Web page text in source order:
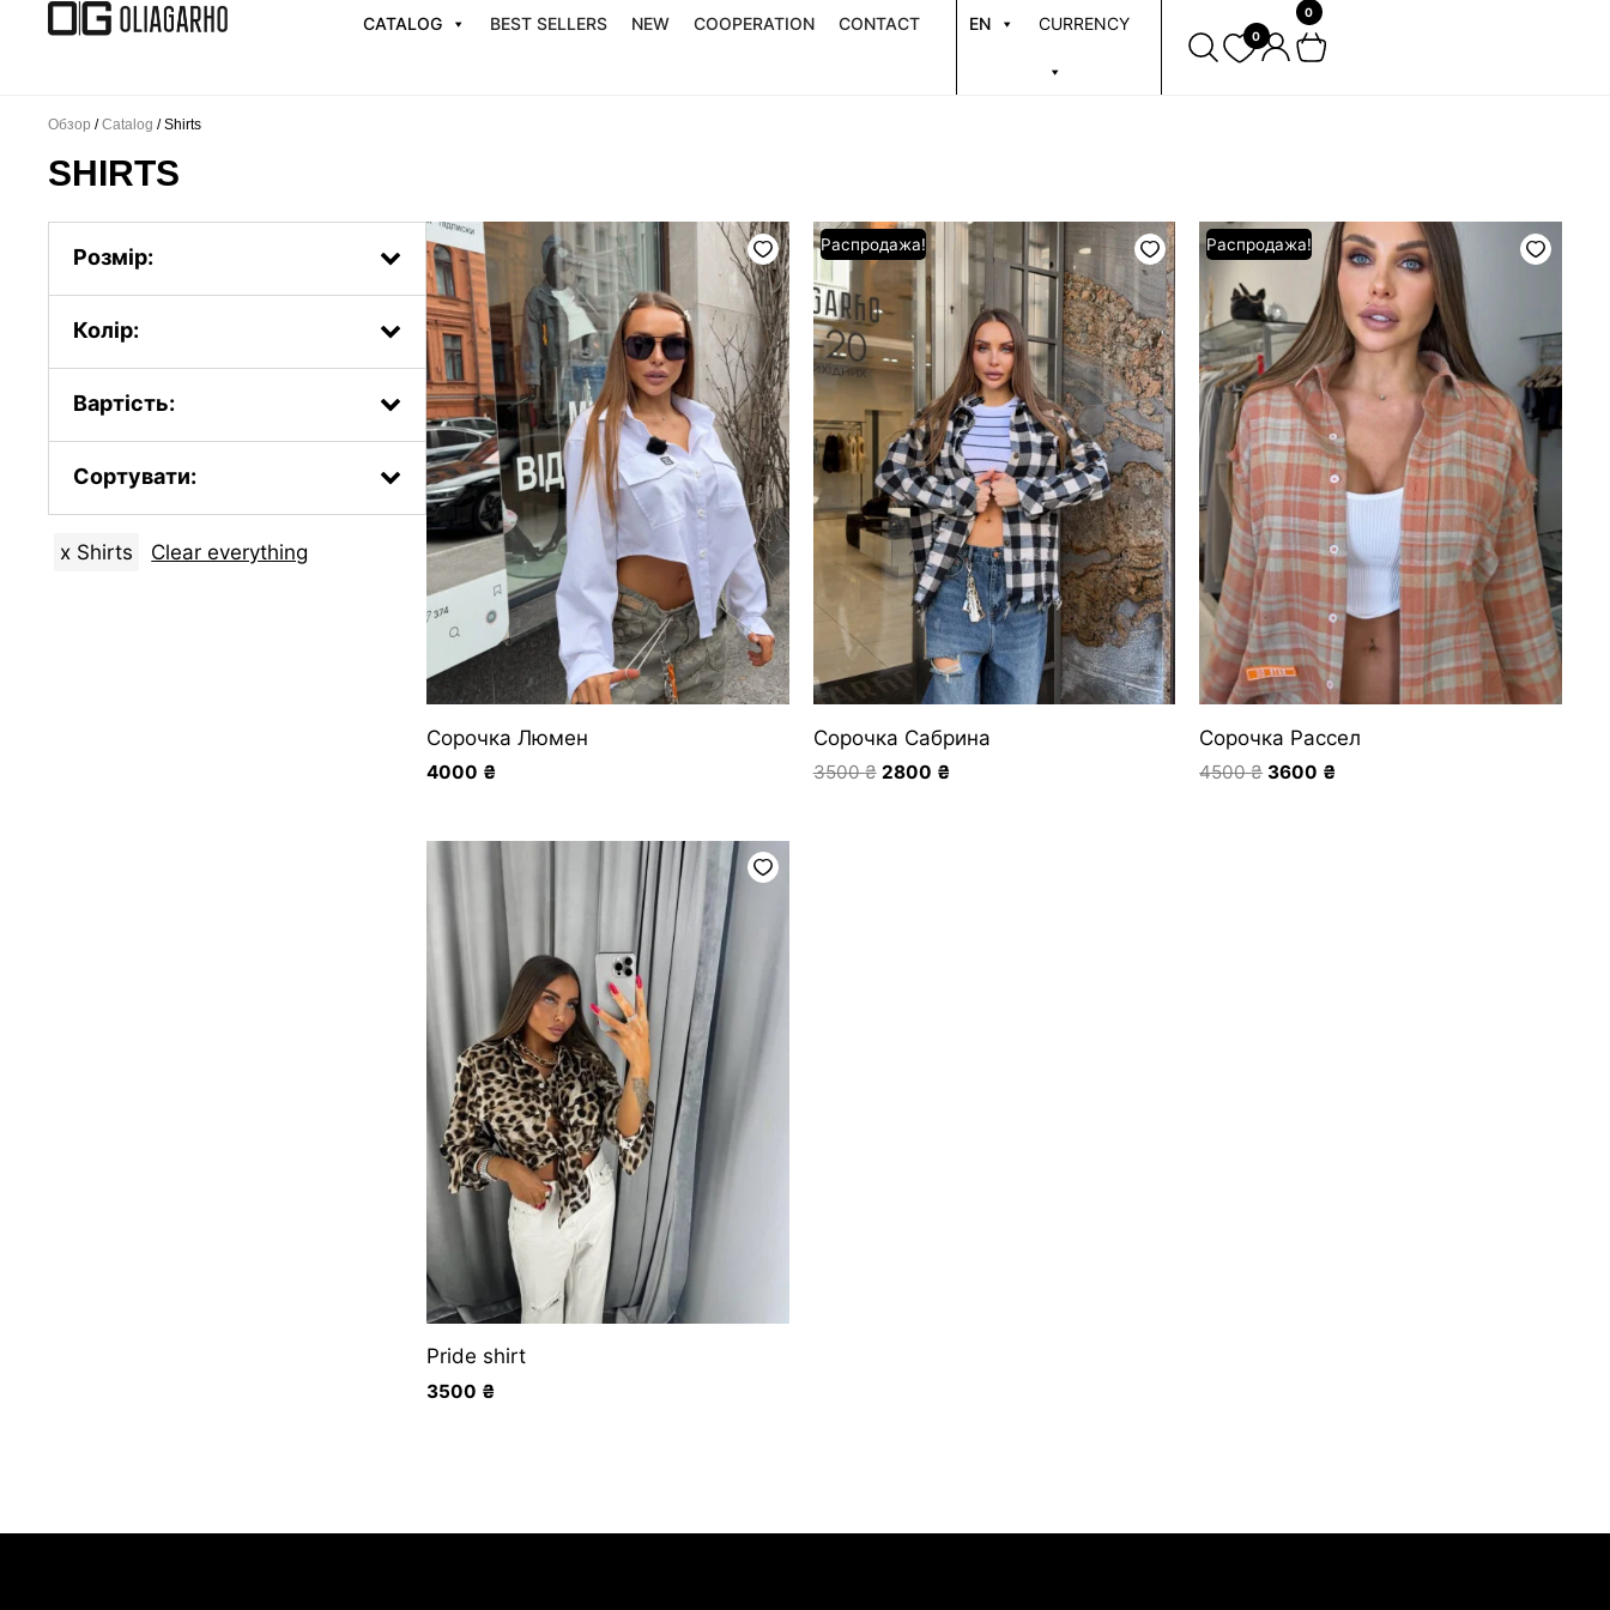
CATALOG BEST SELLERS NEW COOPERATION CONTACT EN CURRENCY
0
0
Обзор /Catalog / Shirts
SHIRTS
Розмір:
XS
L
Колір:
Вартість:
Сортувати:
First, the new ones
x Shirts Clear everything
Сорочка Люмен
4000 ₴
Распродажа!
Сорочка Сабрина
3500₴
Первоначальная
цена
составляла
3500 ₴.
2800 ₴
Текущая
цена:
2800 ₴.
Распродажа!
Сорочка Рассел
4500₴
Первоначальная
цена
составляла
4500 ₴.
3600 ₴
Текущая
цена:
3600 ₴.
Pride shirt
3500 ₴